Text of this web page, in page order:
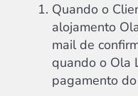
Quando o
alojamento
mail de
quando o Ola
pagamento